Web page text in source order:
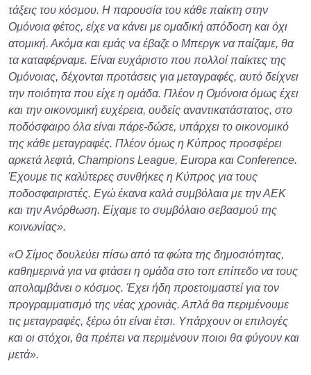
τάξεις του κόσμου. Η παρουσία του κάθε παίκτη στην
Ομόνοια φέτος, είχε να κάνει με ομαδική απόδοση και όχι
ατομική. Ακόμα και εμάς να έβαζε ο Μπεργκ να παίζαμε, θα
τα καταφέρναμε. Είναι ευχάριστο που πολλοί παίκτες της
Ομόνοιας, δέχονται προτάσεις για μεταγραφές, αυτό δείχνει
την ποιότητα που είχε η ομάδα. Πλέον η Ομόνοια όμως έχει
και την οικονομική ευχέρεια, ουδείς αναντικατάστατος, στο
ποδόσφαιρο όλα είναι πάρε-δώσε, υπάρχει το οικονομικό
της κάθε μεταγραφές. Πλέον όμως η Κύπρος προσφέρει
αρκετά λεφτά, Champions League, Europa και Conference.
Έχουμε τις καλύτερες συνθήκες η Κύπρος για τους
ποδοσφαιριστές. Εγώ έκανα καλά συμβόλαια με την ΑΕΚ
και την Ανόρθωση. Είχαμε το συμβόλαιο σεβασμού της
κοινωνίας».
«Ο Σίμος δουλεύει πίσω από τα φώτα της δημοσιότητας,
καθημερινά για να φτάσει η ομάδα στο τοπ επίπεδο να τους
απολαμβάνει ο κόσμος. Έχει ήδη προετοιμαστεί για τον
προγραμματισμό της νέας χρονιάς. Απλά θα περιμένουμε
τις μεταγραφές, ξέρω ότι είναι έτσι. Υπάρχουν οι επιλογές
και οι στόχοι, θα πρέπει να περιμένουν ποιοι θα φύγουν και
μετά».